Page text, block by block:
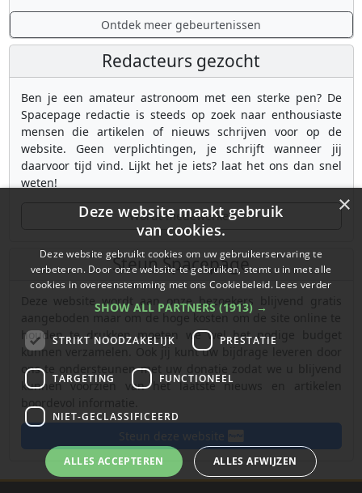
Ontdek meer gebeurtenissen
Redacteurs gezocht
Ben je een amateur astronoom met een sterke pen? De
Spacepage redactie is steeds op zoek naar enthousiaste
mensen die artikelen of nieuws schrijven voor op de
website. Geen verplichtingen, je schrijft wanneer jij
daarvoor tijd vind. Lijkt het je iets? laat het ons dan snel
weten!
Wordt medewerker
Steun Spacepage
Deze website wordt aan onze bezoekers blijvend gratis
aangeboden maar om de hoge kosten om de site online te
houden te drukken moeten we wel het nodige budget
kunnen verzamelen. Ook jij kunt uw bijdrage leveren door
ons te ondersteunen met uw donatie zodat we u blijvend
kunnen voorzien van het laatste nieuws en artikelen
Steun deze website
×
Deze website maakt gebruik
van cookies.
Deze website gebruikt cookies om uw gebruikerservaring te
verbeteren. Door onze website te gebruiken, stemt u in met alle
cookies in overeenstemming met ons Cookiebeleid. Lees verder
SHOW ALL PARTNERS (1913) →
STRIKT NOODZAKELIJK PRESTATIE
TARGETING FUNCTIONEEL
NIET-GECLASSIFICEERD
ALLES ACCEPTEREN ALLES AFWIJZEN